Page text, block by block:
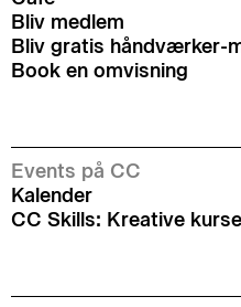
Bliv medlem
Bliv gratis håndværker-
Book en omvisning
Events på CC
Kalender
CC Skills: Kreative